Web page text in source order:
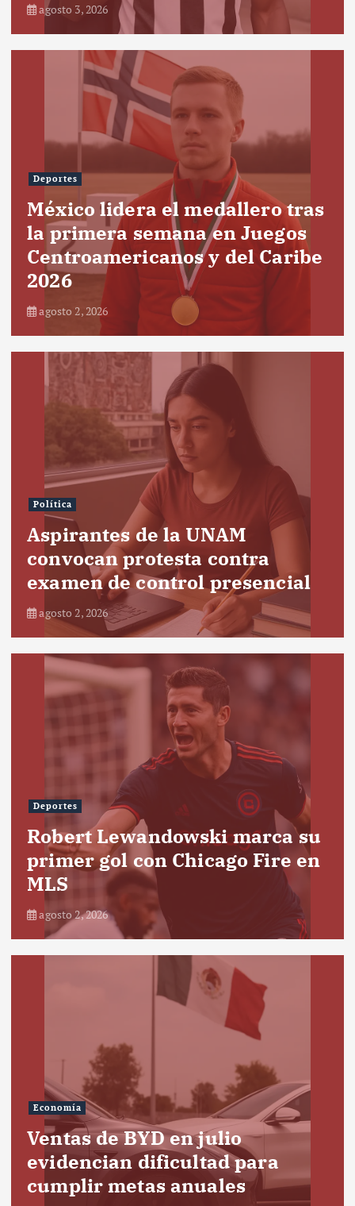
agosto 3, 2026
Deportes
México lidera el medallero tras
la primera semana en Juegos
Centroamericanos y del Caribe
2026
agosto 2, 2026
Política
Aspirantes de la UNAM
convocan protesta contra
examen de control presencial
agosto 2, 2026
Deportes
Robert Lewandowski marca su
primer gol con Chicago Fire en
MLS
agosto 2, 2026
Economía
Ventas de BYD en julio
evidencian dificultad para
cumplir metas anuales